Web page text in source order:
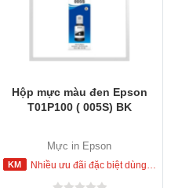
Hộp mực màu đen Epson
T01P100 ( 005S) BK
Mực in Epson
Nhiều ưu đãi đặc biệt dùng cho khách hàng đặt mua ngay trong hôm nay